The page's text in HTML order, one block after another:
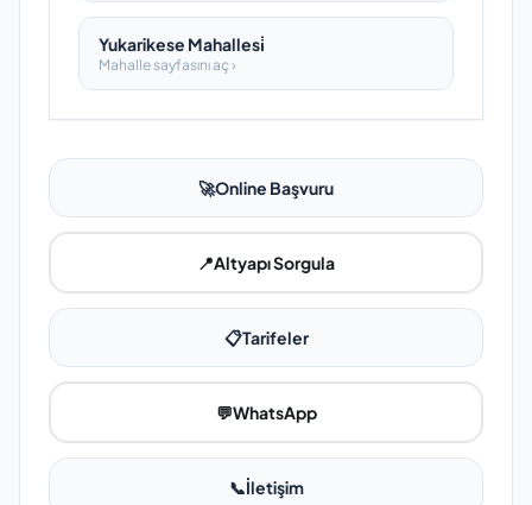
Yukarikese Mahallesi̇
Mahalle sayfasını aç ›
🚀Online Başvuru
📍Altyapı Sorgula
📋Tarifeler
💬WhatsApp
📞İletişim